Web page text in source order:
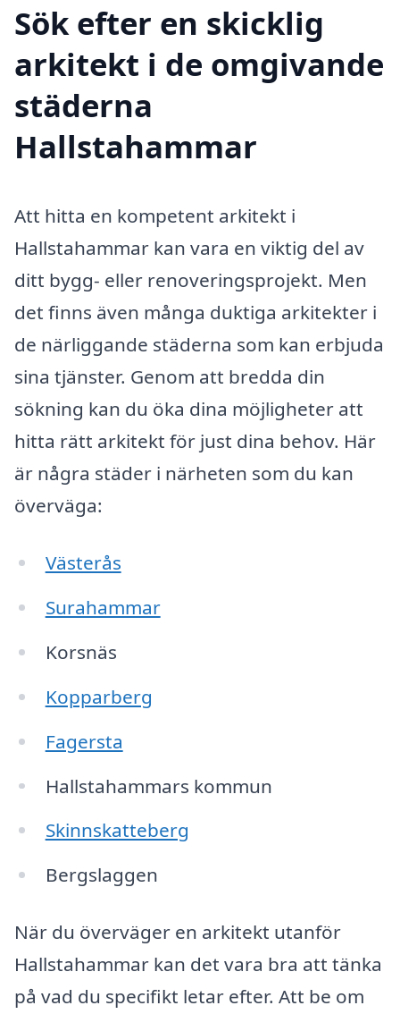
Sök efter en skicklig
arkitekt i de omgivande
städerna
Hallstahammar
Att hitta en kompetent arkitekt i
Hallstahammar kan vara en viktig del av
ditt bygg- eller renoveringsprojekt. Men
det finns även många duktiga arkitekter i
de närliggande städerna som kan erbjuda
sina tjänster. Genom att bredda din
sökning kan du öka dina möjligheter att
hitta rätt arkitekt för just dina behov. Här
är några städer i närheten som du kan
överväga:
Västerås
Surahammar
Korsnäs
Kopparberg
Fagersta
Hallstahammars kommun
Skinnskatteberg
Bergslaggen
När du överväger en arkitekt utanför
Hallstahammar kan det vara bra att tänka
på vad du specifikt letar efter. Att be om